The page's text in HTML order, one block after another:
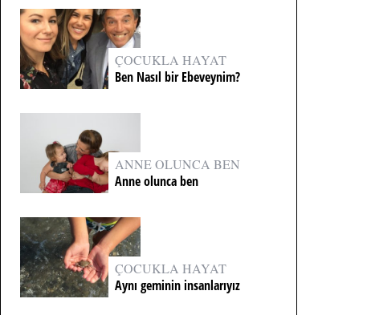
ÇOCUKLA HAYAT
Ben Nasıl bir Ebeveynim?
ANNE OLUNCA BEN
Anne olunca ben
ÇOCUKLA HAYAT
Aynı geminin insanlarıyız